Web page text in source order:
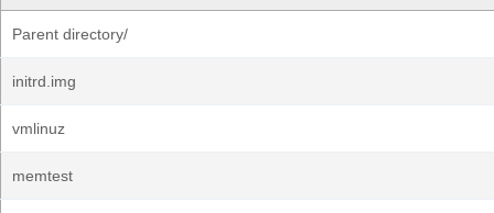
Parent directory/
initrd.img
vmlinuz
memtest